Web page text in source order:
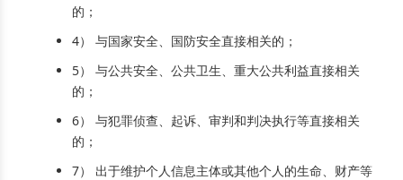
的；
4） 与国家安全、国防安全直接相关的；
5） 与公共安全、公共卫生、重大公共利益直接相关
的；
6） 与犯罪侦查、起诉、审判和判决执行等直接相关
的；
7） 出于维护个人信息主体或其他个人的生命、财产等